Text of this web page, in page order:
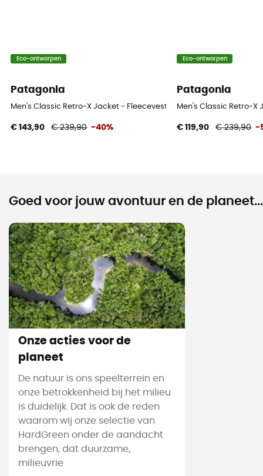
Eco-ontworpen
Patagonia
Men's Classic Retro-X Jacket - Fleecevest - Heren
€ 143,90 € 239,90 -40%
Eco-ontworpen
Patagonia
Men's Classic Retro-X
€ 119,90 € 239,90 -
Goed voor jouw avontuur en de planeet...
Onze acties voor de
planeet
De natuur is ons speelterrein en
onze betrokkenheid bij het milieu
is duidelijk. Dat is ook de reden
waarom wij onze selectie van
HardGreen onder de aandacht
brengen, dat duurzame,
milieuvrie